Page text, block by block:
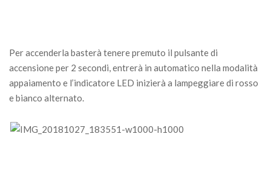
Per accenderla basterà tenere premuto il pulsante di
accensione per 2 secondi, entrerà in automatico nella modalità
appaiamento e l’indicatore LED inizierà a lampeggiare di rosso
e bianco alternato.